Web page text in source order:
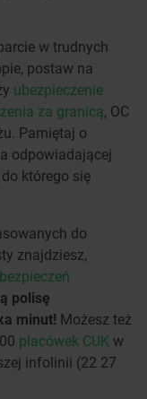
w trudnych
postaw na
ubezpieczenie
za granicą, OC
Pamiętaj o
odpowiadającej
którego się
do
znajdziesz,
polisę
minut! Możesz też
placówek CUKw
infolinii (22 27